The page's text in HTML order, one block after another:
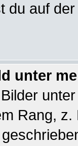
du auf
unter
Rang,